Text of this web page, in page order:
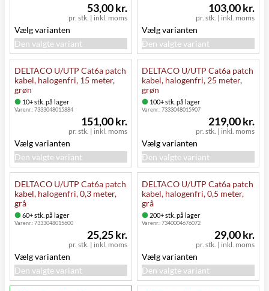
pr. stk. | inkl. moms
53,00 kr.
Vælg varianten
Den valgte variant
pr. stk. | inkl. moms
103,00 kr.
Vælg varianten
Den valgte variant
DELTACO U/UTP Cat6a patch
kabel, halogenfri, 15 meter,
grøn
10+ stk. på lager
Varenr.:7333048015884
pr. stk. | inkl. moms
151,00 kr.
Vælg varianten
Den valgte variant
DELTACO U/UTP Cat6a patch
kabel, halogenfri, 25 meter,
grøn
100+ stk. på lager
Varenr.:7333048015907
pr. stk. | inkl. moms
219,00 kr.
Vælg varianten
Den valgte variant
DELTACO U/UTP Cat6a patch
kabel, halogenfri, 0,3 meter,
grå
60+ stk. på lager
Varenr.:7333048015600
pr. stk. | inkl. moms
25,25 kr.
Vælg varianten
Den valgte variant
DELTACO U/UTP Cat6a patch
kabel, halogenfri, 0,5 meter,
grå
200+ stk. på lager
Varenr.:7340004676072
pr. stk. | inkl. moms
29,00 kr.
Vælg varianten
Den valgte variant